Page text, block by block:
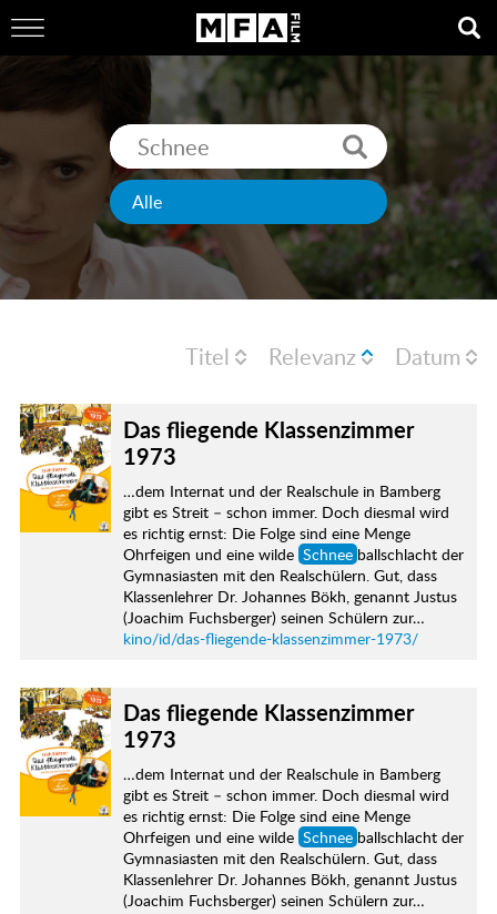
Titel Relevanz Datum
Das fliegende Klassenzimmer
1973
…dem Internat und der Realschule in Bamberg
gibt es Streit – schon immer. Doch diesmal wird
es richtig ernst: Die Folge sind eine Menge
Ohrfeigen und eine wilde Schnee ballschlacht der
Gymnasiasten mit den Realschülern. Gut, dass
Klassenlehrer Dr. Johannes Bökh, genannt Justus
(Joachim Fuchsberger) seinen Schülern zur…
kino/id/das-fliegende-klassenzimmer-1973/
Das fliegende Klassenzimmer
1973
…dem Internat und der Realschule in Bamberg
gibt es Streit – schon immer. Doch diesmal wird
es richtig ernst: Die Folge sind eine Menge
Ohrfeigen und eine wilde Schnee ballschlacht der
Gymnasiasten mit den Realschülern. Gut, dass
Klassenlehrer Dr. Johannes Bökh, genannt Justus
(Joachim Fuchsberger) seinen Schülern zur…